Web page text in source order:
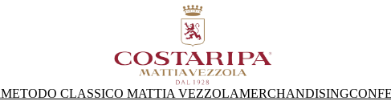
METODO CLASSICO MATTIA VEZZOLAMERCHANDISING